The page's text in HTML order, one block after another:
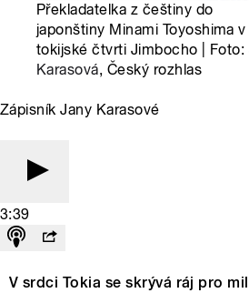
Překladatelka z češtiny do
japonštiny Minami Toyoshima v
tokijské čtvrti Jimbocho | Foto:
Karasová, Český rozhlas
Zápisník Jany Karasové
3:39
V srdci Tokia se skrývá ráj pro